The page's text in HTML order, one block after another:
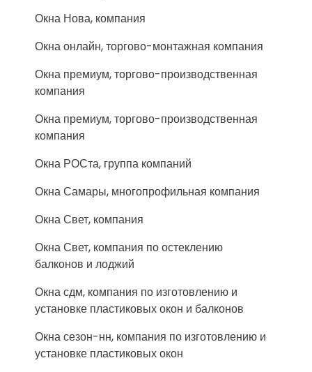
Окна Нова, компания
Окна онлайн, торгово-монтажная компания
Окна премиум, торгово-производственная
компания
Окна премиум, торгово-производственная
компания
Окна РОСта, группа компаний
Окна Самары, многопрофильная компания
Окна Свет, компания
Окна Свет, компания по остеклению
балконов и лоджий
Окна сдм, компания по изготовлению и
установке пластиковых окон и балконов
Окна сезон-нн, компания по изготовлению и
установке пластиковых окон